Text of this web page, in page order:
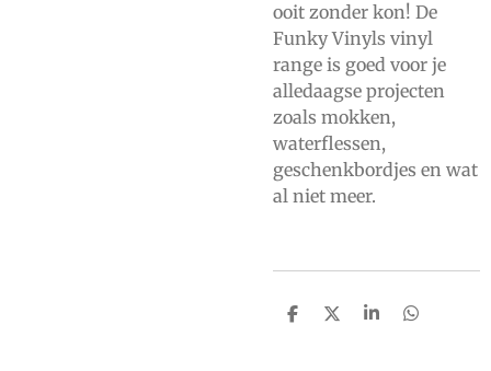
ooit zonder kon! De
Funky Vinyls vinyl
range is goed voor je
alledaagse projecten
zoals mokken,
waterflessen,
geschenkbordjes en wat
al niet meer.
D
D
S
D